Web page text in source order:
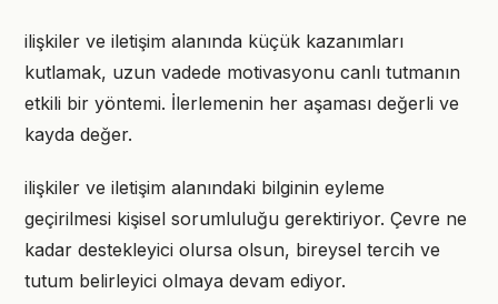
ilişkiler ve iletişim alanında küçük kazanımları
kutlamak, uzun vadede motivasyonu canlı tutmanın
etkili bir yöntemi. İlerlemenin her aşaması değerli ve
kayda değer.
ilişkiler ve iletişim alanındaki bilginin eyleme
geçirilmesi kişisel sorumluluğu gerektiriyor. Çevre ne
kadar destekleyici olursa olsun, bireysel tercih ve
tutum belirleyici olmaya devam ediyor.